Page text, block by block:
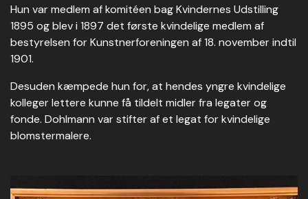
Hun var medlem af komitéen bag Kvindernes Udstilling
1895 og blev i 1897 det første kvindelige medlem af
bestyrelsen for Kunstnerforeningen af 18. november indtil
1901.
Desuden kæmpede hun for, at hendes yngre kvindelige
kolleger lettere kunne få tildelt midler fra legater og
fonde. Dohlmann var stifter af et legat for kvindelige
blomstermalere.